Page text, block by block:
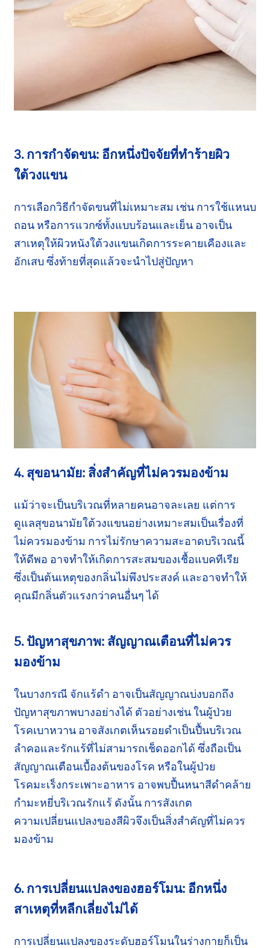
3. การกำจัดขน: อีกหนึ่งปัจจัยที่ทำร้ายผิว
ใต้วงแขน
การเลือกวิธีกำจัดขนที่ไม่เหมาะสม เช่น การใช้แหนบ
ถอน หรือการแวกซ์ทั้งแบบร้อนและเย็น อาจเป็น
สาเหตุให้ผิวหนังใต้วงแขนเกิดการระคายเคืองและ
อักเสบซึ่งท้ายที่สุดแล้วจะนำไปสู่ปัญหา
4. สุขอนามัย: สิ่งสำคัญที่ไม่ควรมองข้าม
แม้ว่าจะเป็นบริเวณที่หลายคนอาจละเลย แต่การ
ดูแลสุขอนามัยใต้วงแขนอย่างเหมาะสมเป็นเรื่องที่
ไม่ควรมองข้าม การไม่รักษาความสะอาดบริเวณนี้
ให้ดีพอ อาจทำให้เกิดการสะสมของเชื้อแบคทีเรีย
ซึ่งเป็นต้นเหตุของกลิ่นไม่พึงประสงค์ และอาจทำให้
คุณมีกลิ่นตัวแรงกว่าคนอื่นๆได้
5. ปัญหาสุขภาพ: สัญญาณเตือนที่ไม่ควร
มองข้าม
ในบางกรณี จักแร้ดำ อาจเป็นสัญญาณบ่งบอกถึง
ปัญหาสุขภาพบางอย่างได้ ตัวอย่างเช่น ในผู้ป่วย
โรคเบาหวาน อาจสังเกตเห็นรอยดำเป็นปื้นบริเวณ
ลำคอและรักแร้ที่ไม่สามารถเช็ดออกได้ ซึ่งถือเป็น
สัญญาณเตือนเบื้องต้นของโรค หรือในผู้ป่วย
โรคมะเร็งกระเพาะอาหาร อาจพบปื้นหนาสีดำคล้าย
กำมะหยี่บริเวณรักแร้ ดังนั้น การสังเกต
ความเปลี่ยนแปลงของสีผิวจึงเป็นสิ่งสำคัญที่ไม่ควร
มองข้าม
6. การเปลี่ยนแปลงของฮอร์โมน: อีกหนึ่ง
สาเหตุที่หลีกเลี่ยงไม่ได้
การเปลี่ยนแปลงของระดับฮอร์โมนในร่างกายก็เป็น